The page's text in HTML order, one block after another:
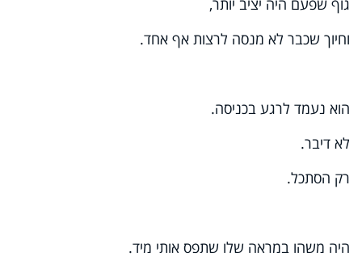
גוף שפעם היה יציב יותר,
וחיוך שכבר לא מנסה לרצות אף אחד.
הוא נעמד לרגע בכניסה.
לא דיבר.
רק הסתכל.
היה משהו במראה שלו שתפס אותי מיד.